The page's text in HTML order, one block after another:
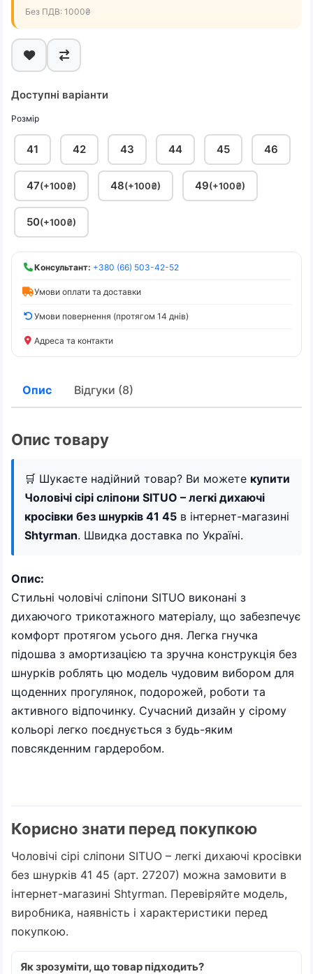
Без ПДВ: 1000₴
Доступні варіанти
Розмір
41 42 43 44 45 46
47(+100₴) 48(+100₴) 49(+100₴)
50(+100₴)
Консультант: +380 (66) 503-42-52
Умови оплати та доставки
Умови повернення (протягом 14 днів)
Адреса та контакти
Опис Відгуки (8)
Опис товару
🛒 Шукаєте надійний товар? Ви можете купити
Чоловічі сірі сліпони SITUO – легкі дихаючі
кросівки без шнурків 41 45 в інтернет-магазині
Shtyrman. Швидка доставка по Україні.
Опис:
Стильні чоловічі сліпони SITUO виконані з
дихаючого трикотажного матеріалу, що забезпечує
комфорт протягом усього дня. Легка гнучка
підошва з амортизацією та зручна конструкція без
шнурків роблять цю модель чудовим вибором для
щоденних прогулянок, подорожей, роботи та
активного відпочинку. Сучасний дизайн у сірому
кольорі легко поєднується з будь-яким
повсякденним гардеробом.
Корисно знати перед покупкою
Чоловічі сірі сліпони SITUO – легкі дихаючі кросівки
без шнурків 41 45 (арт. 27207) можна замовити в
інтернет-магазині Shtyrman. Перевіряйте модель,
виробника, наявність і характеристики перед
покупкою.
Як зрозуміти, що товар підходить?